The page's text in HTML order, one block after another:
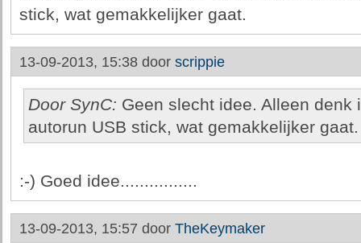
stick, wat gemakkelijker gaat.
13-09-2013, 15:38 door scrippie
Door SynC: Geen slecht idee. Alleen
autorun USB stick, wat gemakkelijker gaat.
:-) Goed idee................
13-09-2013, 15:57 door TheKeymaker